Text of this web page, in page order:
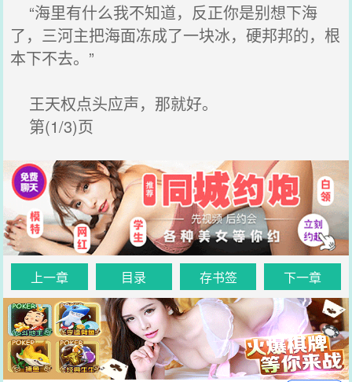
“海里有什么我不知道，反正你是别想下海
了，三河主把海面冻成了一块冰，硬邦邦的，根
本下不去。”
王天权点头应声，那就好。
第(1/3)页
上一章 目录 存书签 下一章